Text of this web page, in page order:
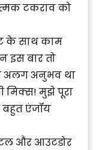
टकराव को
के साथ काम
इस बार तो
अलग अनुभव था
मिक्स! मुझे पूरा
एंजॉय
और आउटडोर